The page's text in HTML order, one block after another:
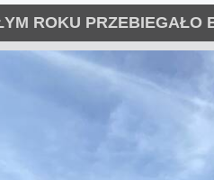
ROKU PRZEBIEGAŁO